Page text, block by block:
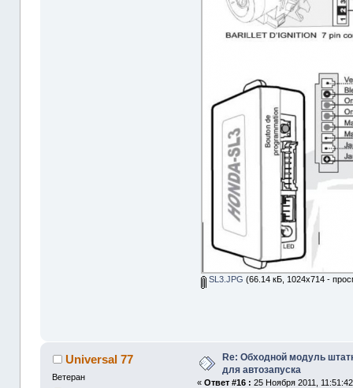
SL3.JPG (66.14 кБ, 1024x714 -
Universal 77
Ветеран
Re: Обходной модуль
для автозапуска
«Ответ #16 : 25 Ноября 2011,